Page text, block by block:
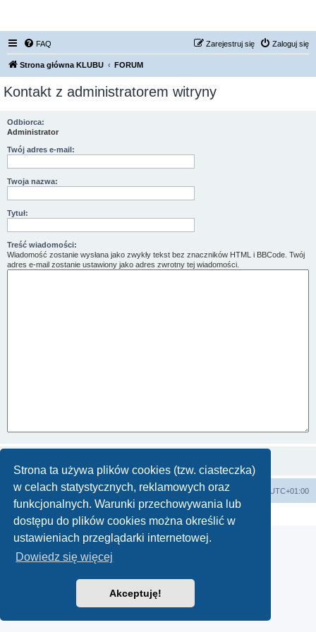
Strona ta używa plików cookies (tzw. ciasteczka)
w celach statystycznych, reklamowych oraz
funkcjonalnych. Warunki przechowywania lub
dostępu do plików cookies można określić w
ustawieniach przeglądarki internetowej.
Dowiedz się więcej
Akceptuję!
FAQ Zaloguj się
Zarejestruj się
Strona główna KLUBU FORUM
Kontakt z administratorem witryny
Odbiorca:
Administrator
Twój adres e-mail:
Twoja nazwa:
Tytuł:
Treść wiadomości:
Wiadomość zostanie wysłana jako zwykły tekst bez znaczników HTML i BBCode. Twój
adres e-mail zostanie ustawiony jako adres zwrotny tej wiadomości.
Strona główna KLUBU FORUM Strefa czasowa UTC+01:00
Technologię dostarczaphpBB® Forum Software © phpBB Limited
Polski pakiet językowy dostarczaphpBB.pl